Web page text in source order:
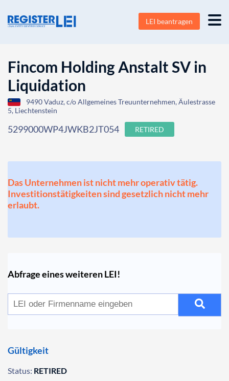
LEI beantragen
Fincom Holding Anstalt SV in
Liquidation
9490 Vaduz, c/o Allgemeines Treuunternehmen, Äulestrasse
5, Liechtenstein
5299000WP4JWKB2JT054 RETIRED
Das Unternehmen ist nicht mehr operativ tätig.
Investitionstätigkeiten sind gesetzlich nicht mehr
erlaubt.
Abfrage eines weiteren LEI!
Gültigkeit
Status: RETIRED